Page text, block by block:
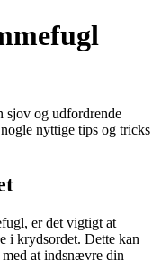
sjov og udfordrende
nyttige tips og tricks
er det vigtigt at
i krydsordet. Dette kan
at indsnævre din